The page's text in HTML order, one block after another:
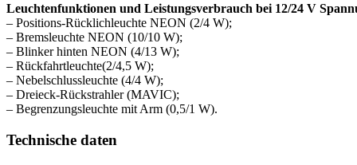
Leuchtenfunktionen und Leistungsverbrauch bei 12/24 V
– Positions-Rücklichleuchte NEON (2/4 W);
– Bremsleuchte NEON (10/10 W);
– Blinker hinten NEON (4/13 W);
– Rückfahrtleuchte(2/4,5 W);
– Nebelschlussleuchte (4/4 W);
– Dreieck-Rückstrahler (MAVIC);
– Begrenzungsleuchte mit Arm (0,5/1 W).
Technische daten